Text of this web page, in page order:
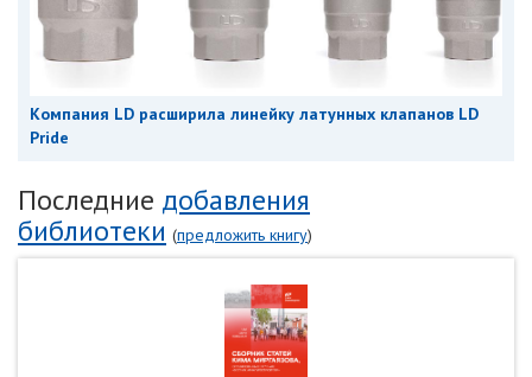
Компания LD расширила линейку латунных клапанов LD
Pride
Последние добавления
библиотеки (предложить книгу)